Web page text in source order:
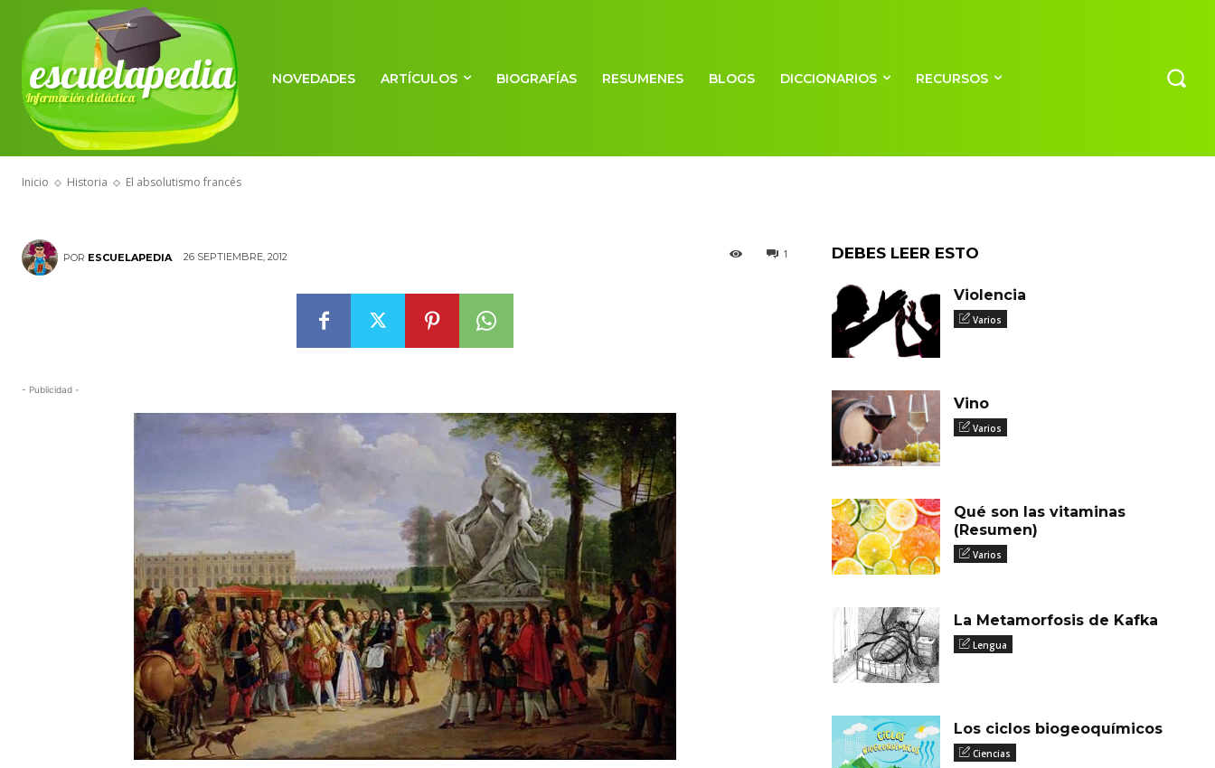
escuelapedia
Información didáctica
NOVEDADES ARTÍCULOS BIOGRAFÍAS RESUMENES BLOGS DICCIONARIOS RECURSOS
Inicio Historia El absolutismo francés
HISTORIA
El absolutismo francés
POR ESCUELAPEDIA 26 SEPTIEMBRE, 2012 1
- Publicidad -
DEBES LEER ESTO
Violencia
Varios
Vino
Varios
Qué son las vitaminas
(Resumen)
Varios
La Metamorfosis de Kafka
Lengua
Los ciclos biogeoquímicos
Ciencias